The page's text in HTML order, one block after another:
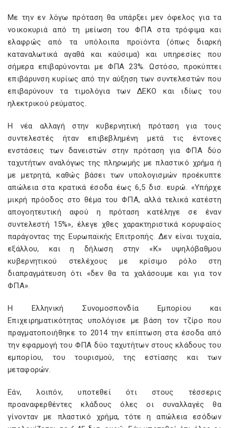
Με την εν λόγω πρόταση θα υπάρξει μεν όφελος για τα
νοικοκυριά από τη μείωση του ΦΠΑ στα τρόφιμα και
ελαφρώς από τα υπόλοιπα προϊόντα (όπως διαρκή
καταναλωτικά αγαθά και καύσιμα) και υπηρεσίες που
σήμερα επιβαρύνονται με ΦΠΑ 23%. Ωστόσο, προκύπτει
επιβάρυνση κυρίως από την αύξηση των συντελεστών που
επιβαρύνουν τα τιμολόγια των ΔΕΚΟ και ιδίως του
ηλεκτρικού ρεύματος.
Η νέα αλλαγή στην κυβερνητική πρόταση για τους
συντελεστές ήταν επιβεβλημένη μετά τις έντονες
ενστάσεις των δανειστών στην πρόταση για ΦΠΑ δύο
ταχυτήτων αναλόγως της πληρωμής με πλαστικό χρήμα ή
με μετρητά, καθώς βάσει των υπολογισμών προέκυπτε
απώλεια στα κρατικά έσοδα έως 6,5 δισ. ευρώ. «Υπήρχε
μικρή πρόοδος στο θέμα του ΦΠΑ, αλλά τελικά κατέστη
απογοητευτική αφού η πρόταση κατέληγε σε έναν
συντελεστή 15%», έλεγε χθες χαρακτηριστικά κορυφαίος
παράγοντας της Ευρωπαϊκής Επιτροπής. Δεν είναι τυχαία,
εξάλλου, και η δήλωση στην «Κ» υψηλόβαθμου
κυβερνητικού στελέχους με κρίσιμο ρόλο στη
διαπραγμάτευση ότι «δεν θα τα χαλάσουμε και για τον
ΦΠΑ».
Η Ελληνική Συνομοσπονδία Εμπορίου και
Επιχειρηματικότητας υπολόγισε με βάση τον τζίρο που
πραγματοποιήθηκε το 2014 την επίπτωση στα έσοδα από
την εφαρμογή του ΦΠΑ δύο ταχυτήτων στους κλάδους του
εμπορίου, του τουρισμού, της εστίασης και των
μεταφορών.
Εάν, λοιπόν, υποτεθεί ότι στους τέσσερις
προαναφερθέντες κλάδους όλες οι συναλλαγές θα
γίνονταν με πλαστικό χρήμα, τότε η απώλεια εσόδων